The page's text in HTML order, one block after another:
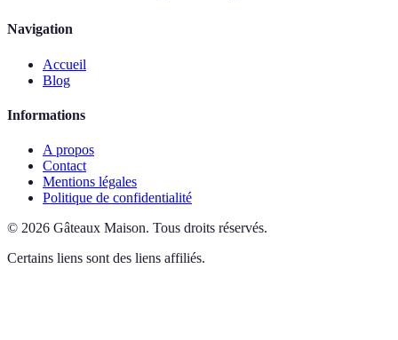
Navigation
Accueil
Blog
Informations
A propos
Contact
Mentions légales
Politique de confidentialité
© 2026 Gâteaux Maison. Tous droits réservés.
Certains liens sont des liens affiliés.